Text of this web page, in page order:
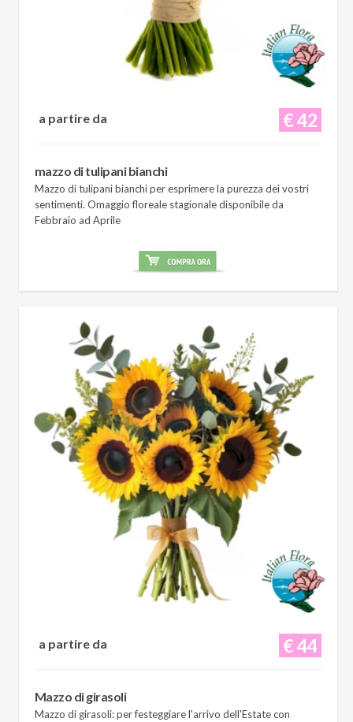
€ 42
a partire da
mazzo di tulipani bianchi
Mazzo di tulipani bianchi per esprimere la purezza dei vostri
sentimenti. Omaggio floreale stagionale disponibile da
Febbraio ad Aprile
€ 44
a partire da
Mazzo di girasoli
Mazzo di girasoli: per festeggiare l'arrivo dell'Estate con